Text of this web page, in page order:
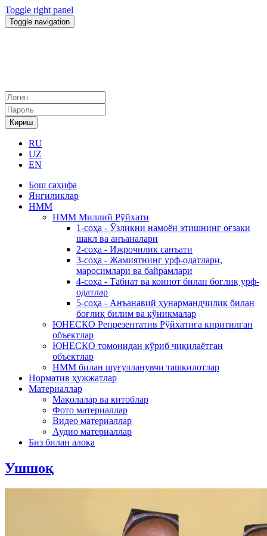
Toggle right panel
Toggle navigation
Кириш
RU
UZ
EN
Бош саҳифа
Янгиликлар
НММ
НММ Миллий Рўйхати
1-соҳа - Ўзликни намоён этишнинг оғзаки
шакл ва анъаналари
2-соҳа - Ижрочилик санъати
3-соҳа - Жамиятнинг урф-одатлари,
маросимлари ва байрамлари
4-соҳа - Табиат ва коинот билан боғлиқ урф-
одатлар
5-соҳа - Анъанавий ҳунармандчилик билан
боғлиқ билим ва кўникмалар
ЮНЕСКО Репрезентатив Рўйхатига киритилган
объектлар
ЮНЕСКО томонидан кўриб чиқилаётган
объектлар
НММ билан шуғулланувчи ташкилотлар
Норматив ҳужжатлар
Материаллар
Мақолалар ва китоблар
Фото материаллар
Видео материаллар
Аудио материаллар
Биз билан алоқа
Ушшоқ